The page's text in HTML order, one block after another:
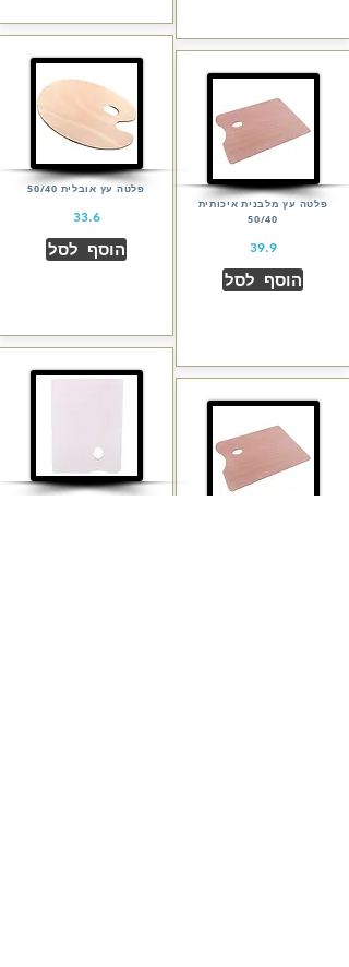
פלטה עץ מלבנית איכותית
50/40
39.9
הוסף לסל
פלטה עץ אובלית 50/40
33.6
הוסף לסל